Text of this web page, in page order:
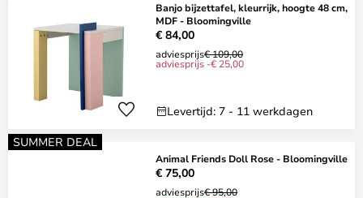
Banjo bijzettafel, kleurrijk, hoogte 48 cm,
MDF - Bloomingville
€ 84,00
adviesprijs€ 109,00
adviesprijs -€ 25,00
Levertijd: 7 - 11 werkdagen
SUMMER DEAL
Animal Friends Doll Rose - Bloomingville
€ 75,00
adviesprijs€ 95,00